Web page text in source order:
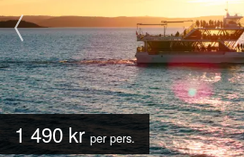
1 490 krper pers.